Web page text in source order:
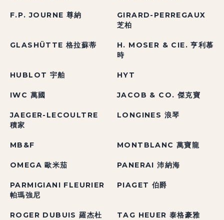
F.P. JOURNE 尊納
GIRARD-PERREGAUX
芝柏
GLASHÜTTE 格拉蘇蒂
H. MOSER & CIE. 亨利慕
時
HUBLOT 宇舶 HYT
IWC 萬國 JACOB & CO. 傑克寶
JAEGER-LECOULTRE
積家
LONGINES 浪琴
MB&F MONTBLANC 萬寶龍
OMEGA 歐米茄 PANERAI 沛納海
PARMIGIANI FLEURIER
帕瑪強尼
PIAGET 伯爵
ROGER DUBUIS 羅杰杜
TAG HEUER 泰格豪雅